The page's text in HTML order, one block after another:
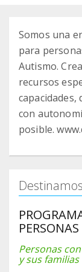
Somos una
para
Autismo.
recursos
con
posible.
Personas
y sus familias